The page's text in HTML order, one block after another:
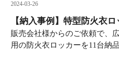
2024-03-26
【納入事例】特型防火衣
販売会社様からのご依頼で、
用の防火衣ロッカーを11台納